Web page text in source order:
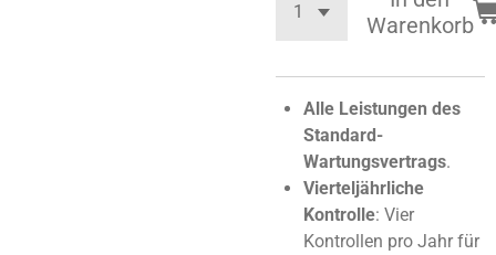
Warenkorb
Alle Leistungen des
Standard-
Wartungsvertrags.
Vierteljährliche
Kontrolle: Vier
Kontrollen pro Jahr für